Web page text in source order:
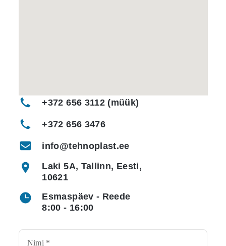
+372 656 3112 (müük)
+372 656 3476
info@tehnoplast.ee
Laki 5A, Tallinn, Eesti,
10621
Esmaspäev - Reede
8:00 - 16:00